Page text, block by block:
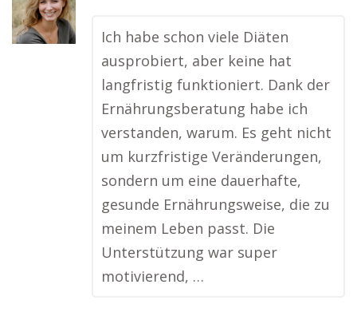
Ich habe schon viele Diäten
ausprobiert, aber keine hat
langfristig funktioniert. Dank der
Ernährungsberatung habe ich
verstanden, warum. Es geht nicht
um kurzfristige Veränderungen,
sondern um eine dauerhafte,
gesunde Ernährungsweise, die zu
meinem Leben passt. Die
Unterstützung war super
motivierend, …